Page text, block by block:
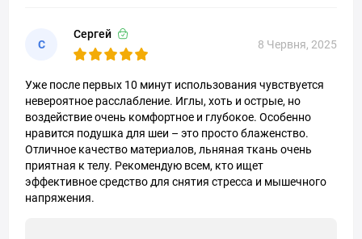
С
Сергей
8 Червня, 2025
Уже после первых 10 минут использования чувствуется
невероятное расслабление. Иглы, хоть и острые, но
воздействие очень комфортное и глубокое. Особенно
нравится подушка для шеи – это просто блаженство.
Отличное качество материалов, льняная ткань очень
приятная к телу. Рекомендую всем, кто ищет
эффективное средство для снятия стресса и мышечного
напряжения.